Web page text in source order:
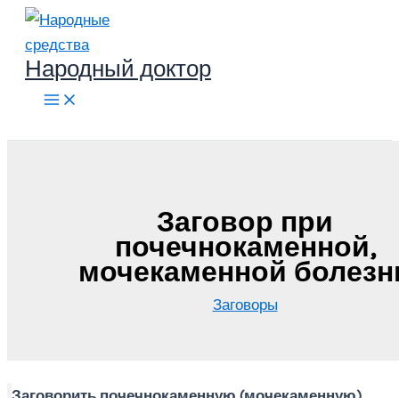
Перейти
содержимому
Народный доктор
Заговор при
почечнокаменной,
мочекаменной
Заговоры